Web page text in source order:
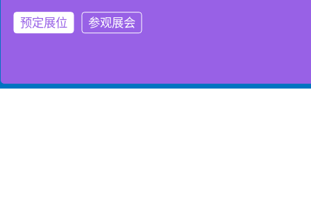
备案号：粤ICP备2024276370号-1
预定展位 参观展会